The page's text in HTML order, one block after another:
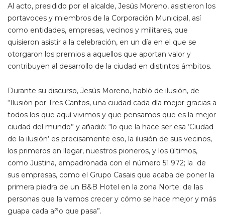
Al acto, presidido por el alcalde, Jesús Moreno, asistieron los
portavoces y miembros de la Corporación Municipal, así
como entidades, empresas, vecinos y militares, que
quisieron asistir a la celebración, en un día en el que se
otorgaron los premios a aquellos que aportan valor y
contribuyen al desarrollo de la ciudad en distintos ámbitos.
Durante su discurso, Jesús Moreno, habló de ilusión, de
“Ilusión por Tres Cantos, una ciudad cada día mejor gracias a
todos los que aquí vivimos y que pensamos que es la mejor
ciudad del mundo” y añadió: “lo que la hace ser esa ‘Ciudad
de la ilusión’ es precisamente eso, la ilusión de sus vecinos,
los primeros en llegar, nuestros pioneros, y los últimos,
como Justina, empadronada con el número 51.972; la de
sus empresas, como el Grupo Casais que acaba de poner la
primera piedra de un B&B Hotel en la zona Norte; de las
personas que la vemos crecer y cómo se hace mejor y más
guapa cada año que pasa”.